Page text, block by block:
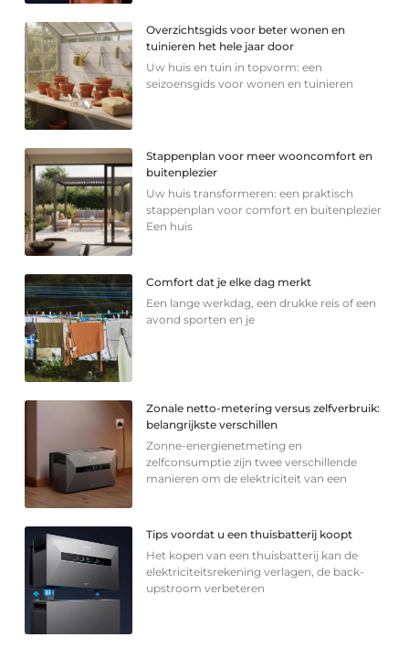
Overzichtsgids voor beter wonen en
tuinieren het hele jaar door
Uw huis en tuin in topvorm: een
seizoensgids voor wonen en tuinieren
Stappenplan voor meer wooncomfort en
buitenplezier
Uw huis transformeren: een praktisch
stappenplan voor comfort en buitenplezier
Een huis
Comfort dat je elke dag merkt
Een lange werkdag, een drukke reis of een
avond sporten en je
Zonale netto-metering versus zelfverbruik:
belangrijkste verschillen
Zonne-energienetmeting en
zelfconsumptie zijn twee verschillende
manieren om de elektriciteit van een
Tips voordat u een thuisbatterij koopt
Het kopen van een thuisbatterij kan de
elektriciteitsrekening verlagen, de back-
upstroom verbeteren